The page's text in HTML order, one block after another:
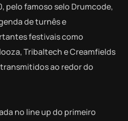
pelo famoso selo Drumcode,
de turnês e
festivais como
Tribaltech e Creamfields
ao redor do
no line up do primeiro